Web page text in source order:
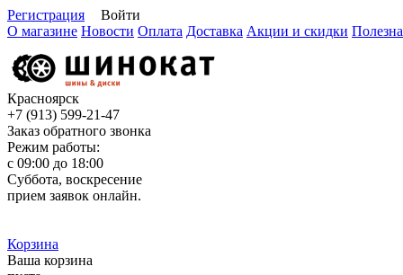
Регистрация
Войти
О магазине Новости Оплата Доставка Акции и скидки
Красноярск
+7 (913) 599-21-47
Заказ обратного звонка
Режим работы:
с 09:00 до 18:00
Суббота, воскресение
прием заявок онлайн.
Корзина
Ваша корзина